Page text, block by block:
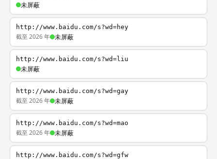
未屏蔽
http://www.baidu.com/s?wd=hey
截至 2026 年 未屏蔽
http://www.baidu.com/s?wd=liu
未屏蔽
http://www.baidu.com/s?wd=gay
截至 2026 年 未屏蔽
http://www.baidu.com/s?wd=mao
截至 2026 年 未屏蔽
http://www.baidu.com/s?wd=gfw